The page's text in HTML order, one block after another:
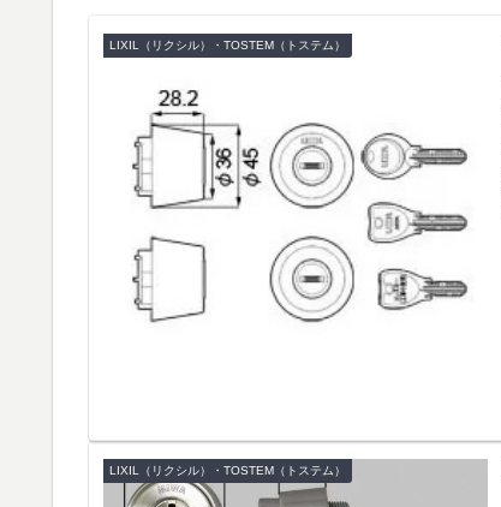
LIXIL（リクシル）・TOSTEM（トステム）
LIXIL（リクシル）・TOSTEM（トステム）